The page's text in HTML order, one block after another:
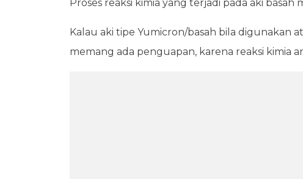
Proses reaksi kimia yang terjadi pada aki
Kalau aki tipe Yumicron/basah bila digunakan
memang ada penguapan, karena reaksi kimia